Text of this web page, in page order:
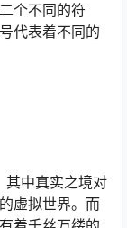
个不同的符
代表着不同的
其中真实之境对
虚拟世界。而